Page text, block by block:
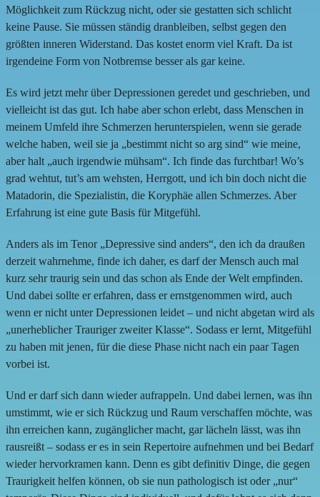
Möglichkeit zum Rückzug nicht, oder sie gestatten sich schlicht
keine Pause. Sie müssen ständig dranbleiben, selbst gegen den
größten inneren Widerstand. Das kostet enorm viel Kraft. Da ist
irgendeine Form von Notbremse besser als gar keine.
Es wird jetzt mehr über Depressionen geredet und geschrieben, und
vielleicht ist das gut. Ich habe aber schon erlebt, dass Menschen in
meinem Umfeld ihre Schmerzen herunterspielen, wenn sie gerade
welche haben, weil sie ja „bestimmt nicht so arg sind“ wie meine,
aber halt „auch irgendwie mühsam“. Ich finde das furchtbar! Wo’s
grad wehtut, tut’s am wehsten, Herrgott, und ich bin doch nicht die
Matadorin, die Spezialistin, die Koryphäe allen Schmerzes. Aber
Erfahrung ist eine gute Basis für Mitgefühl.
Anders als im Tenor „Depressive sind anders“, den ich da draußen
derzeit wahrnehme, finde ich daher, es darf der Mensch auch mal
kurz sehr traurig sein und das schon als Ende der Welt empfinden.
Und dabei sollte er erfahren, dass er ernstgenommen wird, auch
wenn er nicht unter Depressionen leidet – und nicht abgetan wird als
„unerheblicher Trauriger zweiter Klasse“. Sodass er lernt, Mitgefühl
zu haben mit jenen, für die diese Phase nicht nach ein paar Tagen
vorbei ist.
Und er darf sich dann wieder aufrappeln. Und dabei lernen, was ihn
umstimmt, wie er sich Rückzug und Raum verschaffen möchte, was
ihn erreichen kann, zugänglicher macht, gar lächeln lässt, was ihn
rausreißt – sodass er es in sein Repertoire aufnehmen und bei Bedarf
wieder hervorkramen kann. Denn es gibt definitiv Dinge, die gegen
Traurigkeit helfen können, ob sie nun pathologisch ist oder „nur“